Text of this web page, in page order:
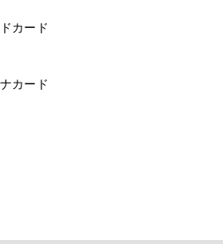
カード
カード